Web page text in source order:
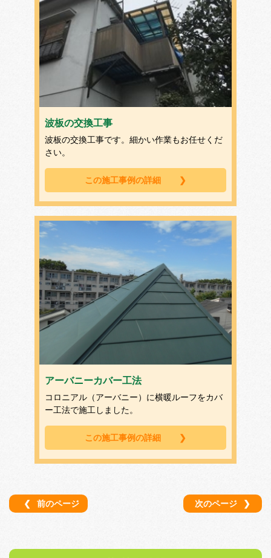
波板の交換工事
波板の交換工事です。細かい作業もお任せくだ
さい。
この施工事例の詳細 ❯
アーバニーカバー工法
コロニアル（アーバニー）に横暖ルーフをカバ
ー工法で施工しました。
この施工事例の詳細 ❯
❮ 前のページ 次のページ ❯